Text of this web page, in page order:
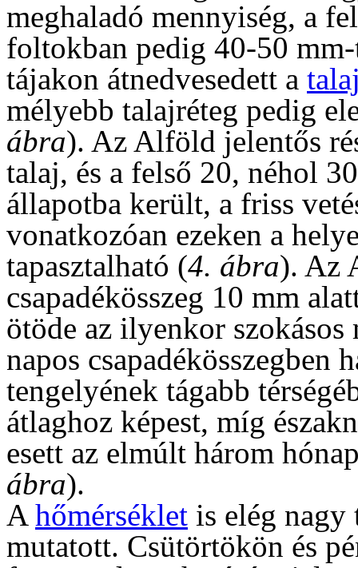
meghaladó mennyiség, a
foltokban pedig 40-50
tájakon átnedvesedett a
mélyebb talajréteg pedig
ábra). Az Alföld jelentős
talaj, és a felső 20, néhol
állapotba került, a friss
vonatkozóan ezeken a
tapasztalható (4. ábra). Az
csapadékösszeg 10 mm
ötöde az ilyenkor szokásos
napos csapadékösszegben
tengelyének tágabb
átlaghoz képest, míg
esett az elmúlt három
ábra).
A hőmérséklet is elég
mutatott. Csütörtökön és